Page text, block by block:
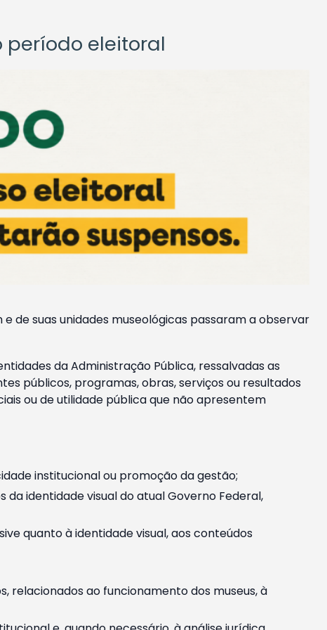
período eleitoral
de suas unidades museológicas passaram a observar
da Administração Pública, ressalvadas as
públicos, programas, obras, serviços ou resultados
ou de utilidade pública que não apresentem
institucional ou promoção da gestão;
identidade visual do atual Governo Federal,
quanto à identidade visual, aos conteúdos
relacionados ao funcionamento dos museus, à